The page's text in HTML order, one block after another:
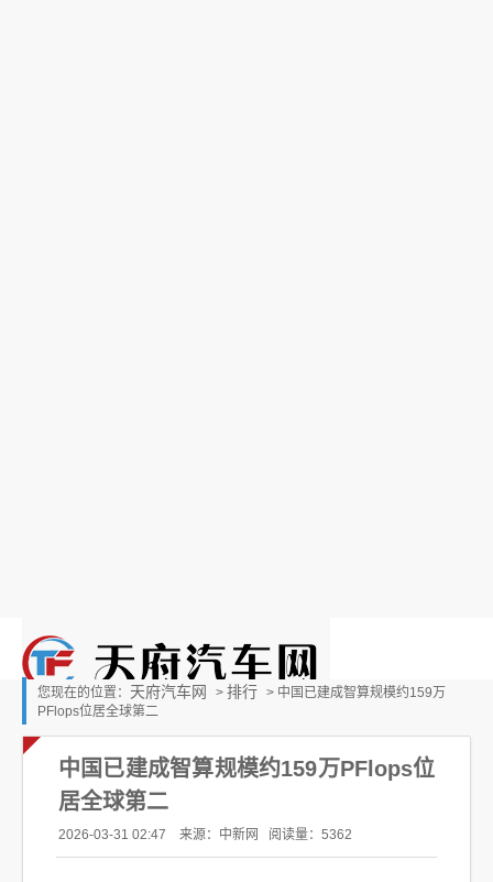
您现在的位置： 天府汽车网 > 排行 > 中国已建成智算规模约159万
PFlops位居全球第二
中国已建成智算规模约159万PFlops位
居全球第二
2026-03-31 02:47 来源：中新网 阅读量：5362